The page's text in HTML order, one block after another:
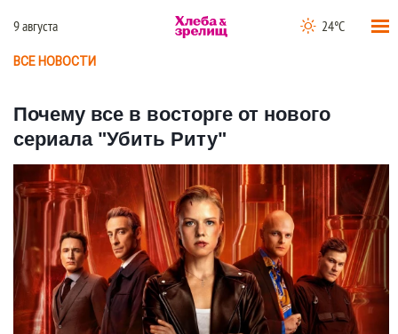
9 августа 24°C
ВСЕ НОВОСТИ
Почему все в восторге от нового
сериала "Убить Риту"